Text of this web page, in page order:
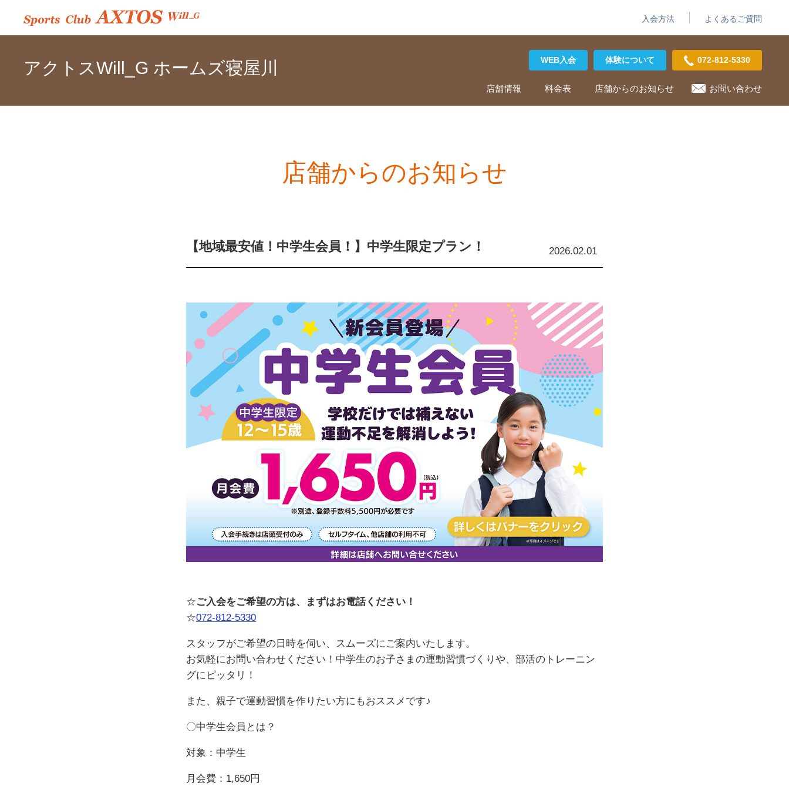
入会方法 よくあるご質問
アクトスWill_G ホームズ寝屋川
店舗情報 料金表 店舗からのお知らせ お問い合わせ
WEB入会 体験について 072-812-5330
店舗からのお知らせ
【地域最安値！中学生会員！】中学生限定プラン！ 2026.02.01
☆ご入会をご希望の方は、まずはお電話ください！
☆072-812-5330
スタッフがご希望の日時を伺い、スムーズにご案内いたします。
お気軽にお問い合わせください！中学生のお子さまの運動習慣づくりや、部活のトレーニン
グにピッタリ！
また、親子で運動習慣を作りたい方にもおススメです♪
〇中学生会員とは？
対象：中学生
月会費：1,650円